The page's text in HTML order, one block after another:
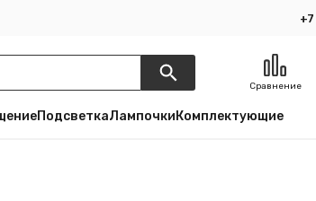
Сравнение
ПодсветкаЛампочкиКомплектующие